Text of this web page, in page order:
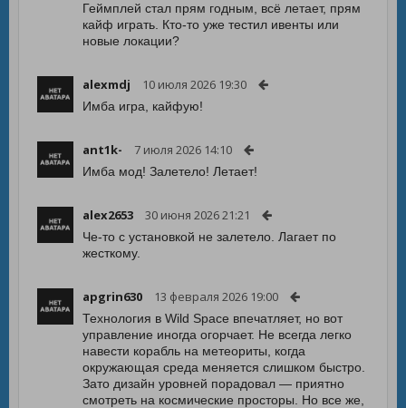
Геймплей стал прям годным, всё летает, прям
кайф играть. Кто-то уже тестил ивенты или
новые локации?
alexmdj 10 июля 2026 19:30
Имба игра, кайфую!
ant1k- 7 июля 2026 14:10
Имба мод! Залетело! Летает!
alex2653 30 июня 2026 21:21
Че-то с установкой не залетело. Лагает по
жесткому.
apgrin630 13 февраля 2026 19:00
Технология в Wild Space впечатляет, но вот
управление иногда огорчает. Не всегда легко
навести корабль на метеориты, когда
окружающая среда меняется слишком быстро.
Зато дизайн уровней порадовал — приятно
смотреть на космические просторы. Но все же,